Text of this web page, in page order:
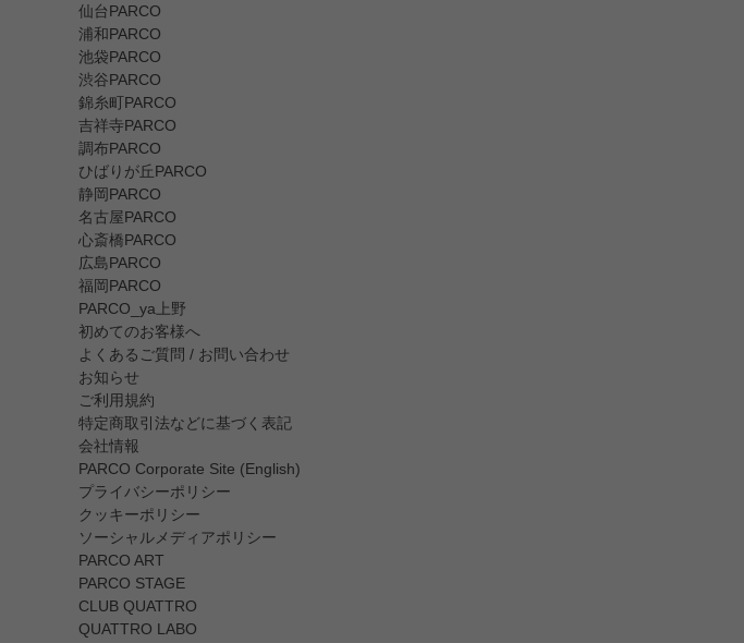
仙台PARCO
浦和PARCO
池袋PARCO
渋谷PARCO
錦糸町PARCO
吉祥寺PARCO
調布PARCO
ひばりが丘PARCO
静岡PARCO
名古屋PARCO
心斎橋PARCO
広島PARCO
福岡PARCO
PARCO_ya上野
初めてのお客様へ
よくあるご質問 / お問い合わせ
お知らせ
ご利用規約
特定商取引法などに基づく表記
会社情報
PARCO Corporate Site (English)
プライバシーポリシー
クッキーポリシー
ソーシャルメディアポリシー
PARCO ART
PARCO STAGE
CLUB QUATTRO
QUATTRO LABO